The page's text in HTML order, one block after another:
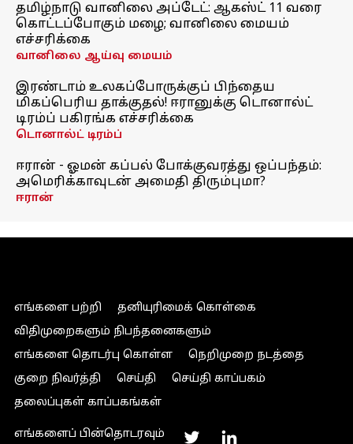
தமிழ்நாடு வானிலை அப்டேட்: ஆகஸ்ட் 11 வரை
கொட்டப்போகும் மழை; வானிலை மையம்
எச்சரிக்கை
வானிலை ஆய்வு மையம்
இரண்டாம் உலகப்போருக்குப் பிந்தைய
மிகப்பெரிய தாக்குதல்! ஈரானுக்கு டொனால்ட்
டிரம்ப் பகிரங்க எச்சரிக்கை
டொனால்ட் டிரம்ப்
ஈரான் - ஓமன் கப்பல் போக்குவரத்து ஒப்பந்தம்:
அமெரிக்காவுடன் அமைதி திரும்புமா?
ஈரான்
எங்களை பற்றி
தனியுரிமைக் கொள்கை
விதிமுறைகளும் நிபந்தனைகளும்
எங்களை தொடர்பு கொள்ள
நெறிமுறை நடத்தை
குறை நிவர்த்தி
செய்தி
செய்தி காப்பகம்
தலைப்புகள் காப்பகங்கள்
எங்களைப் பின்தொடரவும்